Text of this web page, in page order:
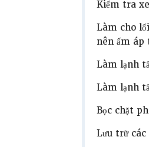
Kiểm tra
Làm cho
nên ấm áp
Làm lạnh
Làm lạnh
Bọc chặt
Lưu trữ